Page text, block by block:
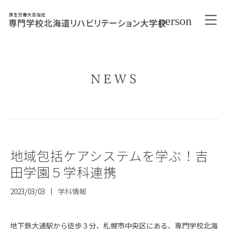
NEWS
地域包括ケアシステムを学ぶ！吉
田学園５学科連携
2023/03/03 学科情報
地下鉄大通駅から徒歩３分、札幌市中央区にある、専門学校北海